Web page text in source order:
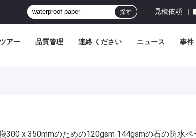
見積依頼 |
探す
アー 品質管理 連絡 ください ニュース 事件
300 x 350mmのための120gsm 144gsmの石の防水ペ